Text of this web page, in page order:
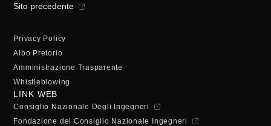
Sito precedente
Privacy Policy
Albo Pretorio
Amministrazione Trasparente
Whistleblowing
LINK WEB
Consiglio Nazionale Degli Ingegneri
Fondazione del Consiglio Nazionale Ingegneri